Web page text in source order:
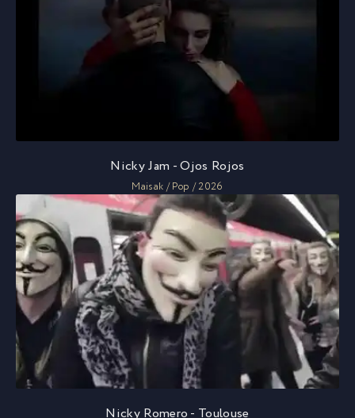
Nicky Jam - Ojos Rojos
Maisak / Pop / 2026
Nicky Romero - Toulouse